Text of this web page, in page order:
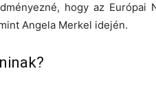
hogy az Európai
Angela Merkel idején.